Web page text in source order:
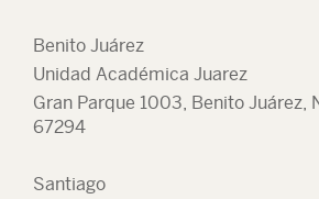
Benito Juárez
Unidad Académica Juarez
Gran Parque 1003, Benito Juárez,
67294
Santiago